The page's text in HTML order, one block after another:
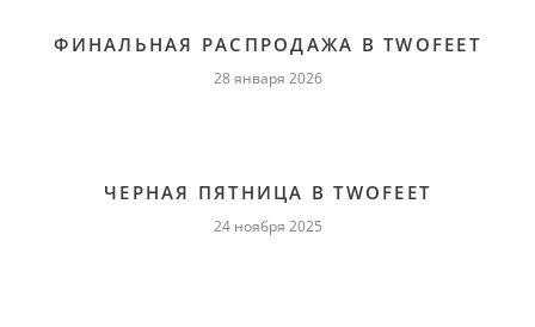
ФИНАЛЬНАЯ РАСПРОДАЖА В TWOFEET
28 января 2026
ЧЕРНАЯ ПЯТНИЦА В TWOFEET
24 ноября 2025